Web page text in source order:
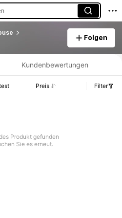
Folgen
und Lagerbestandsdetails.
Kundenbewertungen
Preis Filter
Produkt gefunden
Sie es erneut.